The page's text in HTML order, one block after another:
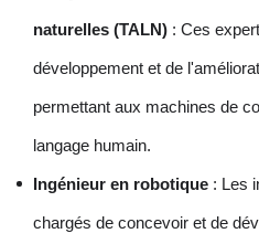
naturelles (TALN) : Ces
développement et de
permettant aux machines de
langage humain.
Ingénieur en robotique : Les
chargés de concevoir et de